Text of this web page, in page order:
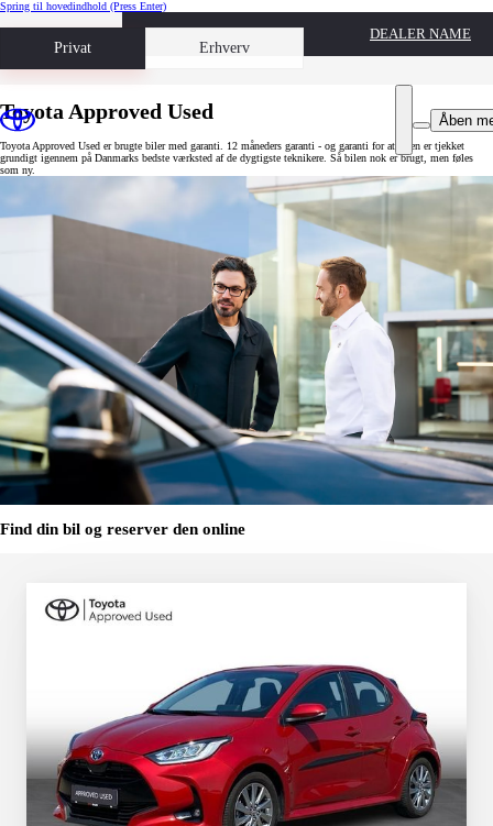
Spring til hovedindhold (Press Enter)
Privat Erhverv
Book prøvetur
DEALER NAME
Åben
Toyota Approved Used
Toyota Approved Used er brugte biler med garanti. 12 måneders garanti - og garanti for at bilen er tjekket
grundigt igennem på Danmarks bedste værksted af de dygtigste teknikere. Så bilen nok er brugt, men føles
som ny.
Find din bil og reserver den online